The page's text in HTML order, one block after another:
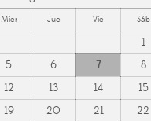
Mier Jue Vie Sáb
1
5 6 7 8
12 13 14 15
19 20 21 22